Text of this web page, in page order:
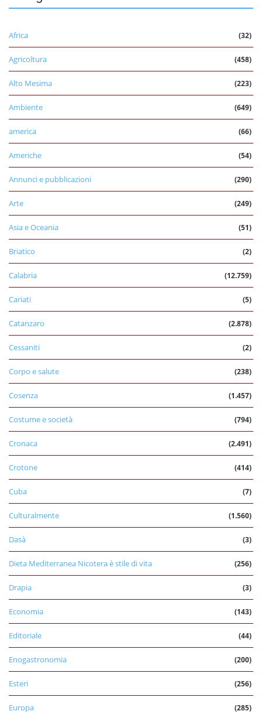
Africa (32)
Agricoltura (458)
Alto Mesima (223)
Ambiente (649)
america (66)
Americhe (54)
Annunci e pubblicazioni (290)
Arte (249)
Asia e Oceania (51)
Briatico (2)
Calabria (12.759)
Cariati (5)
Catanzaro (2.878)
Cessaniti (2)
Corpo e salute (238)
Cosenza (1.457)
Costume e società (794)
Cronaca (2.491)
Crotone (414)
Cuba (7)
Culturalmente (1.560)
Dasà (3)
Dieta Mediterranea Nicotera è stile di vita (256)
Drapia (3)
Economia (143)
Editoriale (44)
Enogastronomia (200)
Esteri (256)
Europa (285)